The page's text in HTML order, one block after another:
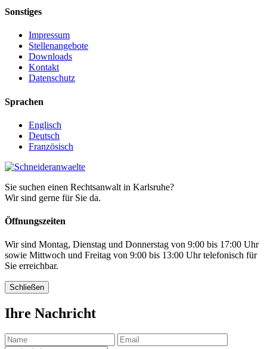
Sonstiges
Impressum
Stellenangebote
Downloads
Kontakt
Datenschutz
Sprachen
Englisch
Deutsch
Französisch
Sie suchen einen Rechtsanwalt in Karlsruhe?
Wir sind gerne für Sie da.
Öffnungszeiten
Wir sind Montag, Dienstag und Donnerstag von 9:00 bis 17:00 Uhr
sowie Mittwoch und Freitag von 9:00 bis 13:00 Uhr telefonisch für
Sie erreichbar.
Schließen
Ihre Nachricht